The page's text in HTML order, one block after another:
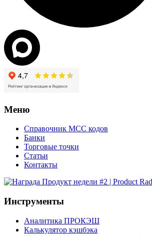
Меню
Справочник MCC кодов
Банки
Торговые точки
Статьи
Контакты
Инструменты
Аналитика ПРОКЭШ
Калькулятор кэшбэка